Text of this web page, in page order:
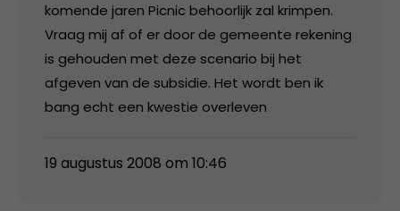
komende jaren Picnic behoorlijk zal krimpen.
Vraag mij af of er door de gemeente rekening
is gehouden met deze scenario bij het
afgeven van de subsidie. Het wordt ben ik
bang echt een kwestie overleven
19 augustus 2008 om 10:46